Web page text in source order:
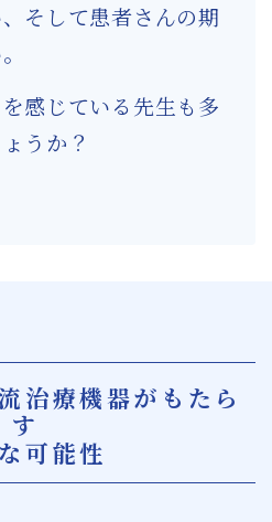
そして患者さんの期
感じている先生も多
うか？
治療機器がもたら
す
可能性